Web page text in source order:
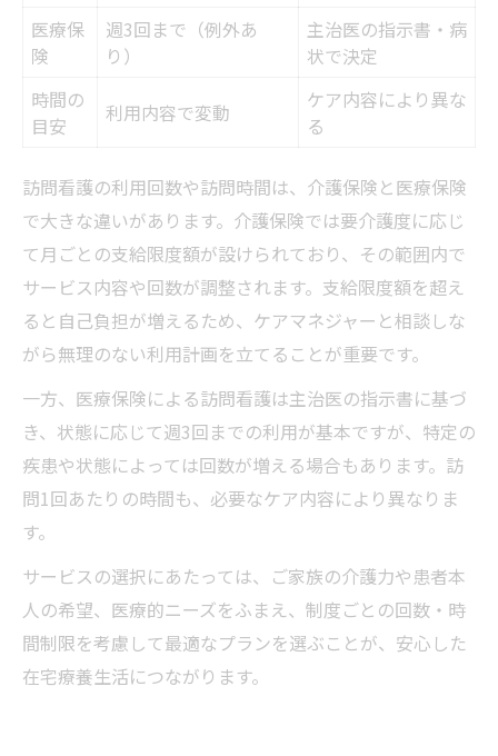
医療保
険
週3回まで（例外あ
り）
主治医の指示書・病
状で決定
時間の
目安
利用内容で変動
ケア内容により異な
る
訪問看護の利用回数や訪問時間は、介護保険と医療保険
で大きな違いがあります。介護保険では要介護度に応じ
て月ごとの支給限度額が設けられており、その範囲内で
サービス内容や回数が調整されます。支給限度額を超え
ると自己負担が増えるため、ケアマネジャーと相談しな
がら無理のない利用計画を立てることが重要です。
一方、医療保険による訪問看護は主治医の指示書に基づ
き、状態に応じて週3回までの利用が基本ですが、特定の
疾患や状態によっては回数が増える場合もあります。訪
問1回あたりの時間も、必要なケア内容により異なりま
す。
サービスの選択にあたっては、ご家族の介護力や患者本
人の希望、医療的ニーズをふまえ、制度ごとの回数・時
間制限を考慮して最適なプランを選ぶことが、安心した
在宅療養生活につながります。